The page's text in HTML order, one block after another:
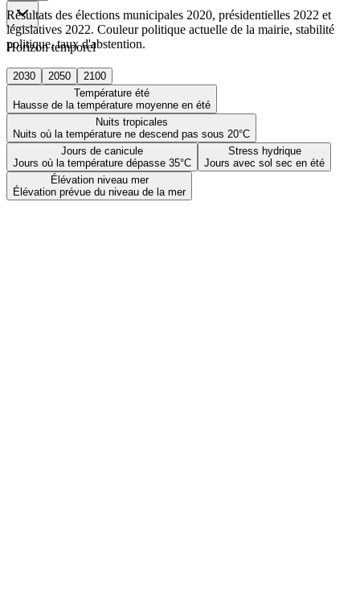
Horizon temporel
2030 2050
2100
Température été
Hausse de la température moyenne en été
Nuits tropicales
Nuits où la température ne descend pas sous 20°C
Jours de canicule
Jours où la température dépasse 35°C
Stress hydrique
Jours avec sol sec en été
Élévation niveau mer
Élévation prévue du niveau de la mer
Résultats des élections municipales 2020, présidentielles 2022 et
législatives 2022. Couleur politique actuelle de la mairie, stabilité
politique, taux d'abstention.